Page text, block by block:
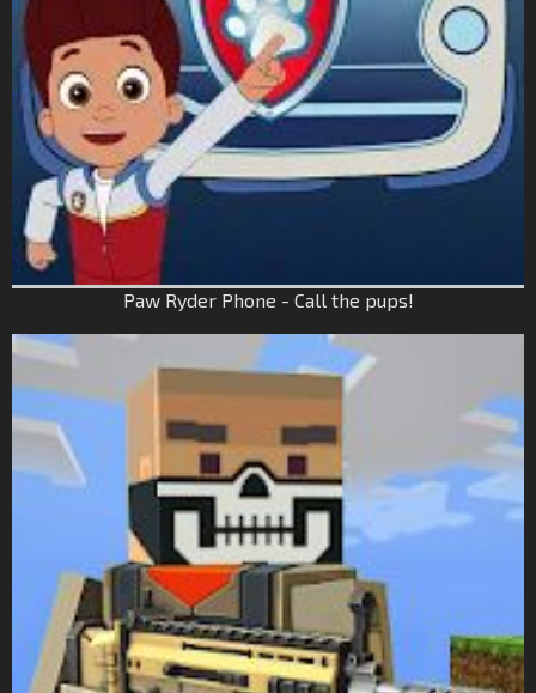
Paw Ryder Phone - Call the pups!